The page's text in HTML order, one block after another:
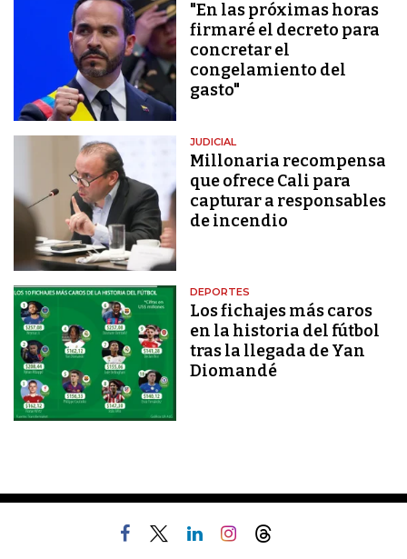
"En las próximas horas
firmaré el decreto para
concretar el
congelamiento del
gasto"
JUDICIAL
Millonaria recompensa
que ofrece Cali para
capturar a responsables
de incendio
DEPORTES
Los fichajes más caros
en la historia del fútbol
tras la llegada de Yan
Diomandé